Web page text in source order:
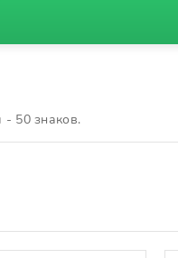
50 знаков.